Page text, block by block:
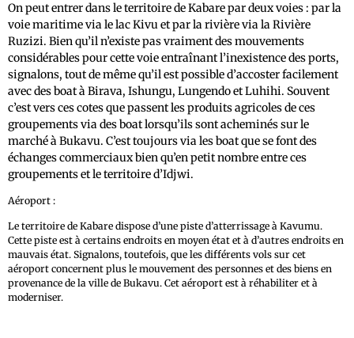
On peut entrer dans le territoire de Kabare par deux voies : par la
voie maritime via le lac Kivu et par la rivière via la Rivière
Ruzizi. Bien qu’il n’existe pas vraiment des mouvements
considérables pour cette voie entraînant l’inexistence des ports,
signalons, tout de même qu’il est possible d’accoster facilement
avec des boat à Birava, Ishungu, Lungendo et Luhihi. Souvent
c’est vers ces cotes que passent les produits agricoles de ces
groupements via des boat lorsqu’ils sont acheminés sur le
marché à Bukavu. C’est toujours via les boat que se font des
échanges commerciaux bien qu’en petit nombre entre ces
groupements et le territoire d’Idjwi.
Aéroport :
Le territoire de Kabare dispose d’une piste d’atterrissage à Kavumu.
Cette piste est à certains endroits en moyen état et à d’autres endroits en
mauvais état. Signalons, toutefois, que les différents vols sur cet
aéroport concernent plus le mouvement des personnes et des biens en
provenance de la ville de Bukavu. Cet aéroport est à réhabiliter et à
moderniser.